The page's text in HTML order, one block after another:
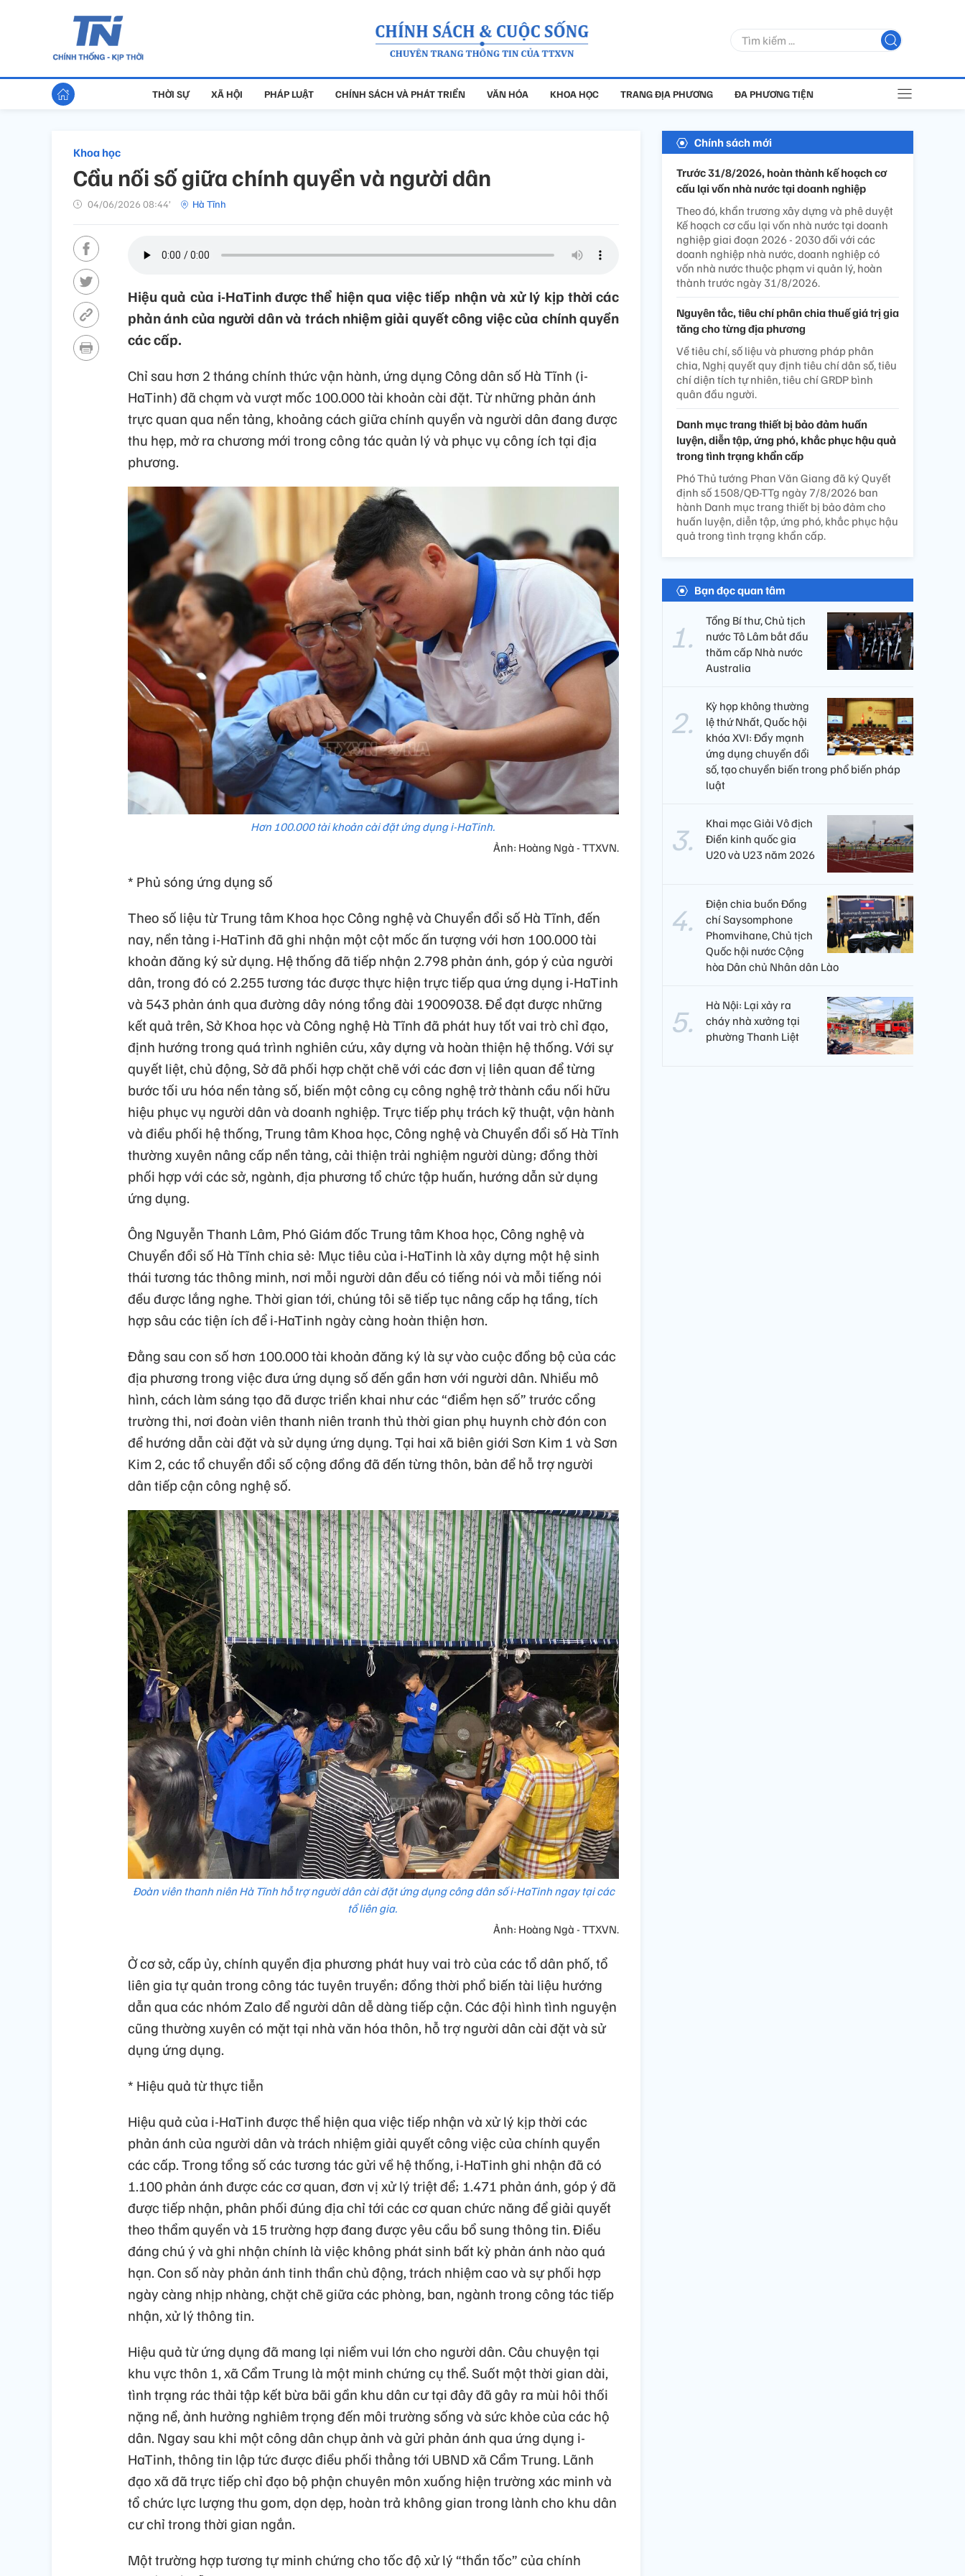
THỜI SỰ XÃ HỘI PHÁP LUẬT CHÍNH SÁCH VÀ PHÁT TRIỂN VĂN HÓA KHOA HỌC TRANG ĐỊA PHƯƠNG ĐA PHƯƠNG TIỆN
Khoa học
Cầu nối số giữa chính quyền và người dân
04/06/2026 08:44’ Hà Tĩnh
Hiệu quả của i-HaTinh được thể hiện qua việc tiếp nhận và xử lý kịp thời các
phản ánh của người dân và trách nhiệm giải quyết công việc của chính quyền
các cấp.
Chỉ sau hơn 2 tháng chính thức vận hành, ứng dụng Công dân số Hà Tĩnh (i-
HaTinh) đã chạm và vượt mốc 100.000 tài khoản cài đặt. Từ những phản ánh
trực quan qua nền tảng, khoảng cách giữa chính quyền và người dân đang được
thu hẹp, mở ra chương mới trong công tác quản lý và phục vụ công ích tại địa
phương.
Hơn 100.000 tài khoản cài đặt ứng dụng i-HaTinh.
Ảnh: Hoàng Ngà - TTXVN.
* Phủ sóng ứng dụng số
Theo số liệu từ Trung tâm Khoa học Công nghệ và Chuyển đổi số Hà Tĩnh, đến
nay, nền tảng i-HaTinh đã ghi nhận một cột mốc ấn tượng với hơn 100.000 tài
khoản đăng ký sử dụng. Hệ thống đã tiếp nhận 2.798 phản ánh, góp ý của người
dân, trong đó có 2.255 tương tác được thực hiện trực tiếp qua ứng dụng i-HaTinh
và 543 phản ánh qua đường dây nóng tổng đài 19009038. Để đạt được những
kết quả trên, Sở Khoa học và Công nghệ Hà Tĩnh đã phát huy tốt vai trò chỉ đạo,
định hướng trong quá trình nghiên cứu, xây dựng và hoàn thiện hệ thống. Với sự
quyết liệt, chủ động, Sở đã phối hợp chặt chẽ với các đơn vị liên quan để từng
bước tối ưu hóa nền tảng số, biến một công cụ công nghệ trở thành cầu nối hữu
hiệu phục vụ người dân và doanh nghiệp. Trực tiếp phụ trách kỹ thuật, vận hành
và điều phối hệ thống, Trung tâm Khoa học, Công nghệ và Chuyển đổi số Hà Tĩnh
thường xuyên nâng cấp nền tảng, cải thiện trải nghiệm người dùng; đồng thời
phối hợp với các sở, ngành, địa phương tổ chức tập huấn, hướng dẫn sử dụng
ứng dụng.
Ông Nguyễn Thanh Lâm, Phó Giám đốc Trung tâm Khoa học, Công nghệ và
Chuyển đổi số Hà Tĩnh chia sẻ: Mục tiêu của i-HaTinh là xây dựng một hệ sinh
thái tương tác thông minh, nơi mỗi người dân đều có tiếng nói và mỗi tiếng nói
đều được lắng nghe. Thời gian tới, chúng tôi sẽ tiếp tục nâng cấp hạ tầng, tích
hợp sâu các tiện ích để i-HaTinh ngày càng hoàn thiện hơn.
Đằng sau con số hơn 100.000 tài khoản đăng ký là sự vào cuộc đồng bộ của các
địa phương trong việc đưa ứng dụng số đến gần hơn với người dân. Nhiều mô
hình, cách làm sáng tạo đã được triển khai như các “điểm hẹn số” trước cổng
trường thi, nơi đoàn viên thanh niên tranh thủ thời gian phụ huynh chờ đón con
để hướng dẫn cài đặt và sử dụng ứng dụng. Tại hai xã biên giới Sơn Kim 1 và Sơn
Kim 2, các tổ chuyển đổi số cộng đồng đã đến từng thôn, bản để hỗ trợ người
dân tiếp cận công nghệ số.
Đoàn viên thanh niên Hà Tĩnh hỗ trợ người dân cài đặt ứng dụng công dân số i-HaTinh ngay tại các
tổ liên gia.
Ảnh: Hoàng Ngà - TTXVN.
Ở cơ sở, cấp ủy, chính quyền địa phương phát huy vai trò của các tổ dân phố, tổ
liên gia tự quản trong công tác tuyên truyền; đồng thời phổ biến tài liệu hướng
dẫn qua các nhóm Zalo để người dân dễ dàng tiếp cận. Các đội hình tình nguyện
cũng thường xuyên có mặt tại nhà văn hóa thôn, hỗ trợ người dân cài đặt và sử
dụng ứng dụng.
* Hiệu quả từ thực tiễn
Hiệu quả của i-HaTinh được thể hiện qua việc tiếp nhận và xử lý kịp thời các
phản ánh của người dân và trách nhiệm giải quyết công việc của chính quyền
các cấp. Trong tổng số các tương tác gửi về hệ thống, i-HaTinh ghi nhận đã có
1.100 phản ánh được các cơ quan, đơn vị xử lý triệt để; 1.471 phản ánh, góp ý đã
được tiếp nhận, phân phối đúng địa chỉ tới các cơ quan chức năng để giải quyết
theo thẩm quyền và 15 trường hợp đang được yêu cầu bổ sung thông tin. Điều
đáng chú ý và ghi nhận chính là việc không phát sinh bất kỳ phản ánh nào quá
hạn. Con số này phản ánh tinh thần chủ động, trách nhiệm cao và sự phối hợp
ngày càng nhịp nhàng, chặt chẽ giữa các phòng, ban, ngành trong công tác tiếp
nhận, xử lý thông tin.
Hiệu quả từ ứng dụng đã mang lại niềm vui lớn cho người dân. Câu chuyện tại
khu vực thôn 1, xã Cẩm Trung là một minh chứng cụ thể. Suốt một thời gian dài,
tình trạng rác thải tập kết bừa bãi gần khu dân cư tại đây đã gây ra mùi hôi thối
nặng nề, ảnh hưởng nghiêm trọng đến môi trường sống và sức khỏe của các hộ
dân. Ngay sau khi một công dân chụp ảnh và gửi phản ánh qua ứng dụng i-
HaTinh, thông tin lập tức được điều phối thẳng tới UBND xã Cẩm Trung. Lãnh
đạo xã đã trực tiếp chỉ đạo bộ phận chuyên môn xuống hiện trường xác minh và
tổ chức lực lượng thu gom, dọn dẹp, hoàn trả không gian trong lành cho khu dân
cư chỉ trong thời gian ngắn.
Một trường hợp tương tự minh chứng cho tốc độ xử lý “thần tốc” của chính
Chính sách mới
Trước 31/8/2026, hoàn thành kế hoạch cơ
cấu lại vốn nhà nước tại doanh nghiệp
Theo đó, khẩn trương xây dựng và phê duyệt
Kế hoạch cơ cấu lại vốn nhà nước tại doanh
nghiệp giai đoạn 2026 - 2030 đối với các
doanh nghiệp nhà nước, doanh nghiệp có
vốn nhà nước thuộc phạm vi quản lý, hoàn
thành trước ngày 31/8/2026.
Nguyên tắc, tiêu chí phân chia thuế giá trị gia
tăng cho từng địa phương
Về tiêu chí, số liệu và phương pháp phân
chia, Nghị quyết quy định tiêu chí dân số, tiêu
chí diện tích tự nhiên, tiêu chí GRDP bình
quân đầu người.
Danh mục trang thiết bị bảo đảm huấn
luyện, diễn tập, ứng phó, khắc phục hậu quả
trong tình trạng khẩn cấp
Phó Thủ tướng Phan Văn Giang đã ký Quyết
định số 1508/QĐ-TTg ngày 7/8/2026 ban
hành Danh mục trang thiết bị bảo đảm cho
huấn luyện, diễn tập, ứng phó, khắc phục hậu
quả trong tình trạng khẩn cấp.
Bạn đọc quan tâm
Tổng Bí thư, Chủ tịch
nước Tô Lâm bắt đầu
thăm cấp Nhà nước
Australia
Kỳ họp không thường
lệ thứ Nhất, Quốc hội
khóa XVI: Đẩy mạnh
ứng dụng chuyển đổi
số, tạo chuyển biến trong phổ biến pháp
luật
Khai mạc Giải Vô địch
Điền kinh quốc gia
U20 và U23 năm 2026
Điện chia buồn Đồng
chí Saysomphone
Phomvihane, Chủ tịch
Quốc hội nước Cộng
hòa Dân chủ Nhân dân Lào
Hà Nội: Lại xảy ra
cháy nhà xưởng tại
phường Thanh Liệt